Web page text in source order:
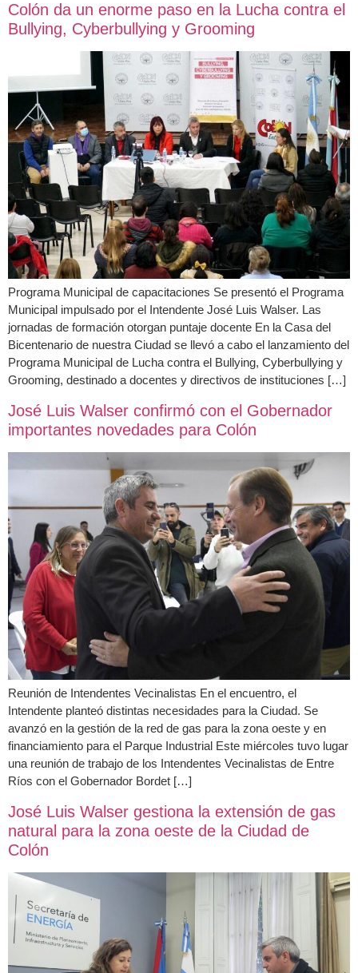
Colón da un enorme paso en la Lucha contra el
Bullying, Cyberbullying y Grooming
Programa Municipal de capacitaciones Se presentó el Programa
Municipal impulsado por el Intendente José Luis Walser. Las
jornadas de formación otorgan puntaje docente En la Casa del
Bicentenario de nuestra Ciudad se llevó a cabo el lanzamiento del
Programa Municipal de Lucha contra el Bullying, Cyberbullying y
Grooming, destinado a docentes y directivos de instituciones […]
José Luis Walser confirmó con el Gobernador
importantes novedades para Colón
Reunión de Intendentes Vecinalistas En el encuentro, el
Intendente planteó distintas necesidades para la Ciudad. Se
avanzó en la gestión de la red de gas para la zona oeste y en
financiamiento para el Parque Industrial Este miércoles tuvo lugar
una reunión de trabajo de los Intendentes Vecinalistas de Entre
Ríos con el Gobernador Bordet […]
José Luis Walser gestiona la extensión de gas
natural para la zona oeste de la Ciudad de
Colón